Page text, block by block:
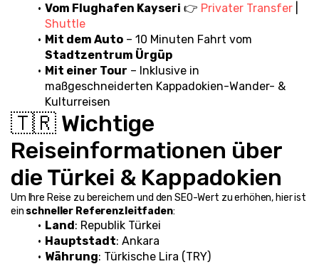
Vom Flughafen Kayseri 👉 Privater Transfer
Shuttle
Mit dem Auto
Stadtzentrum Ürgüp
Mit einer Tour – Inklusive in
maßgeschneiderten Kappadokien-Wander- &
Kulturreisen
🇹🇷 Wichtige
Reiseinformationen über
die Türkei & Kappadokien
Um Ihre Reise zu bereichern und den SEO-Wert zu erhöhen, hier ist
ein schneller Referenzleitfaden:
Land: Republik Türkei
Hauptstadt: Ankara
Währung: Türkische Lira (TRY)